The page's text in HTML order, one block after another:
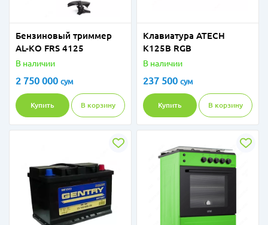
Бензиновый триммер
AL-KO FRS 4125
В наличии
2 750 000 сум
Купить В корзину
Клавиатура ATECH
K125B RGB
В наличии
237 500 сум
Купить В корзину